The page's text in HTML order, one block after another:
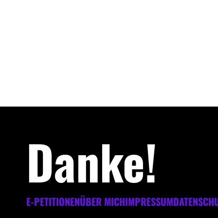
Danke!
E-PETITIONENÜBER MICHIMPRESSUM